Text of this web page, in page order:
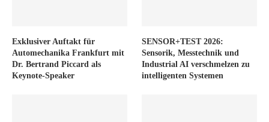
Exklusiver Auftakt für
Automechanika Frankfurt mit
Dr. Bertrand Piccard als
Keynote-Speaker
SENSOR+TEST 2026:
Sensorik, Messtechnik und
Industrial AI verschmelzen zu
intelligenten Systemen